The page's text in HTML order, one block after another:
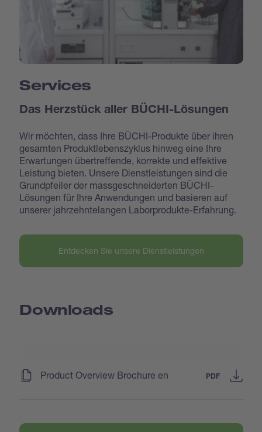
Services
Das Herzstück aller BÜCHI-Lösungen
Wir möchten, dass Ihre BÜCHI-Produkte über ihren
gesamten Produktlebenszyklus hinweg eine Ihre
Erwartungen übertreffende, korrekte und effektive
Leistung bieten. Unsere Dienstleistungen sind die
Grundpfeiler der massgeschneiderten BÜCHI-
Lösungen für Ihre Anwendungen und basieren auf
unserer jahrzehntelangen Laborprodukte-Erfahrung.
Entdecken Sie unsere Dienstleistungen
Downloads
Product Overview Brochure en PDF